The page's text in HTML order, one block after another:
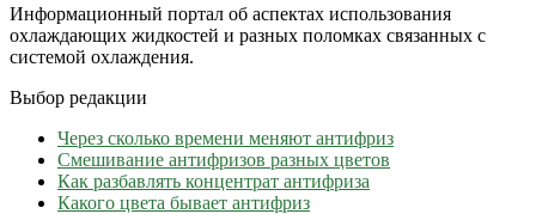
Информационный портал об аспектах использования
охлаждающих жидкостей и разных поломках связанных с
системой охлаждения.
Выбор редакции
Через сколько времени меняют антифриз
Cмешивание антифризов разных цветов
Как разбавлять концентрат антифриза
Какого цвета бывает антифриз